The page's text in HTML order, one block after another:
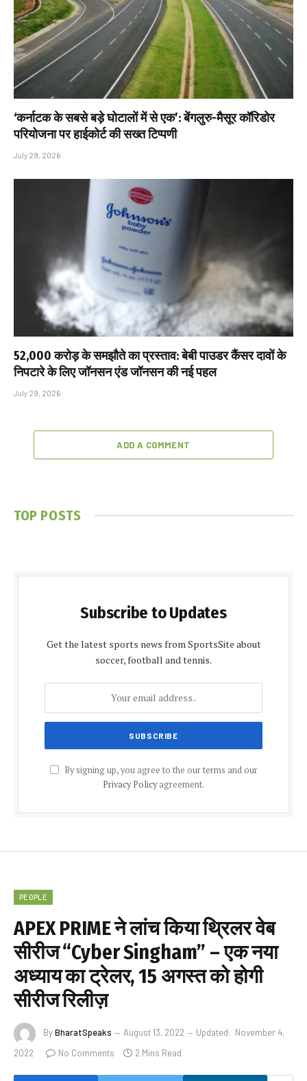
‘कर्नाटक के सबसे बड़े घोटालों में से एक’: बेंगलुरु-मैसूर कॉरिडोर
परियोजना पर हाईकोर्ट की सख्त टिप्पणी
July 29, 2026
₹52,000 करोड़ के समझौते का प्रस्ताव: बेबी पाउडर कैंसर दावों के
निपटारे के लिए जॉनसन एंड जॉनसन की नई पहल
July 29, 2026
ADD A COMMENT
TOP POSTS
Subscribe to Updates
Get the latest sports news from SportsSite about
soccer, football and tennis.
By signing up, you agree to the our terms and our
Privacy Policyagreement.
PEOPLE
APEX PRIME ने लांच किया थ्रिलर वेब
सीरीज “Cyber Singham” – एक नया
अध्याय का ट्रेलर, 15 अगस्त को होगी
सीरीज रिलीज़
ByBharatSpeaks August 13, 2022 Updated: November 4,
2022
No Comments 2 Mins Read